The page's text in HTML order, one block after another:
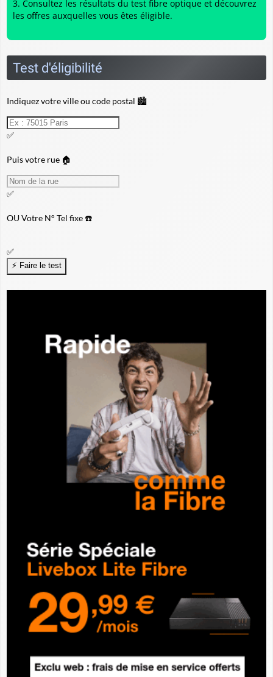
Consultez les résultats du test fibre optique et découvrez
les offres auxquelles vous êtes éligible.
Test d'éligibilité
Indiquez votre ville ou code postal 🏙️
✅
Puis votre rue 🏠
✅
OUVotre N° Tel fixe ☎️
✅